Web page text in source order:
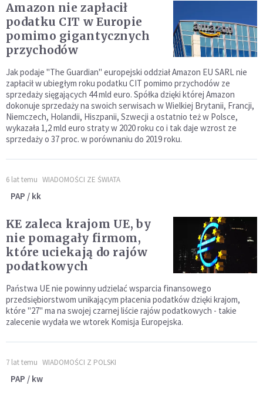
Amazon nie zapłacił
podatku CIT w Europie
pomimo gigantycznych
przychodów
Jak podaje "The Guardian" europejski oddział Amazon EU SARL nie
zapłacił w ubiegłym roku podatku CIT pomimo przychodów ze
sprzedaży sięgających 44 mld euro. Spółka dzięki której Amazon
dokonuje sprzedaży na swoich serwisach w Wielkiej Brytanii, Francji,
Niemczech, Holandii, Hiszpanii, Szwecji a ostatnio też w Polsce,
wykazała 1,2 mld euro straty w 2020 roku co i tak daje wzrost ze
sprzedaży o 37 proc. w porównaniu do 2019 roku.
6 lat temu WIADOMOŚCI ZE ŚWIATA
PAP / kk
KE zaleca krajom UE, by
nie pomagały firmom,
które uciekają do rajów
podatkowych
Państwa UE nie powinny udzielać wsparcia finansowego
przedsiębiorstwom unikającym płacenia podatków dzięki krajom,
które "27" ma na swojej czarnej liście rajów podatkowych - takie
zalecenie wydała we wtorek Komisja Europejska.
7 lat temu WIADOMOŚCI Z POLSKI
PAP / kw